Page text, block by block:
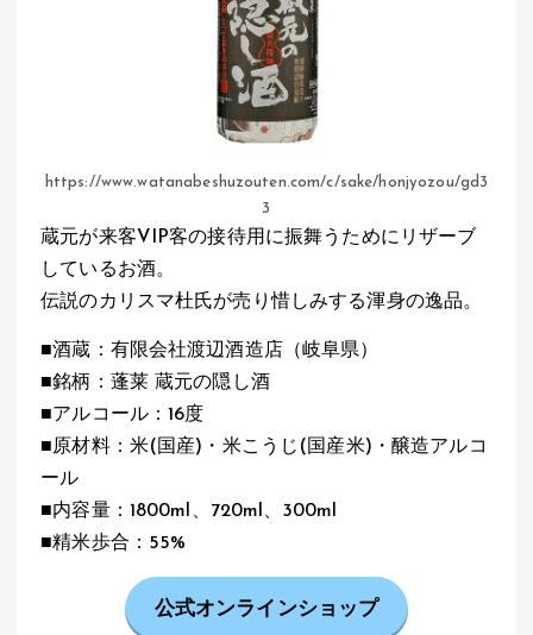
https://www.watanabeshuzouten.com/c/sake/honjyozou/gd3
3
蔵元が来客VIP客の接待用に振舞うためにリザーブ
しているお酒。
伝説のカリスマ杜氏が売り惜しみする渾身の逸品。
■酒蔵：有限会社渡辺酒造店（岐阜県）
■銘柄：蓬莱 蔵元の隠し酒
■アルコール：16度
■原材料：米(国産)・米こうじ(国産米)・醸造アルコ
ール
■内容量：1800ml、720ml、300ml
■精米歩合：55%
公式オンラインショップ